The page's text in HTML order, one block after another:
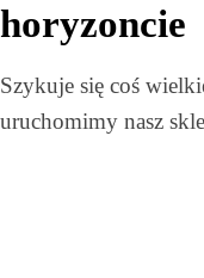
horyzoncie
Szykuje się coś
uruchomimy nasz